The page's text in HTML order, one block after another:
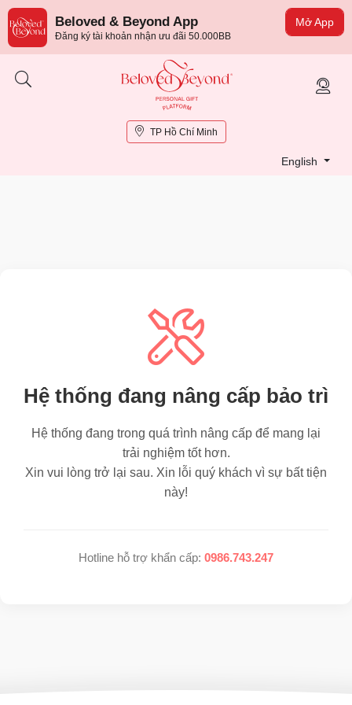
Mở App
Beloved & Beyond App
Đăng ký tài khoản nhận ưu đãi 50.000BB
TP Hồ Chí Minh
English
Hệ thống đang nâng cấp bảo trì
Hệ thống đang trong quá trình nâng cấp để mang lại
trải nghiệm tốt hơn.
Xin vui lòng trở lại sau. Xin lỗi quý khách vì sự bất tiện
này!
Hotline hỗ trợ khẩn cấp: 0986.743.247